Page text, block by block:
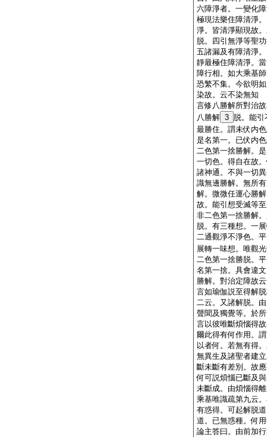
六障淨者。一變化
極現法樂住障清淨
淨。皆清淨顯現故
脱。四引無淨等聖
五諸漏及有障清淨
靜最極住障清淨。
障行相。如大乘基
恐繁不集。今欲明
染故。云不染無知
言修八勝解所對治
八勝解 3 脱。能
最勝住。謂未伏内
是名第一。已伏内
二色第一捨勝解。
一切色。得自在故
諸神通。不與一切
識無邊勝解。無所
解。微微任運心勝
故。能引想受滅等
非二色第一捨勝解
脱。有三種想。一
二通觀淨不淨色。
展轉一味想。唯觀
二色第一捨勝脱。
名第一捨。具會違
勝解。對治定障故
言如瑜伽説至得解
二云。又諸解脱。
聲聞及獨覺等。於
言以彼唯斷煩惱得
爾此得有何作用。
以者何。若無有得
無異生及諸聖者建
斷未斷有差別。故
何可説煩惱已斷及
未斷成。由煩惱得
乘基唯識疏第九云
有惑得。可起解脱
道。已無惑種。何
論主答曰。由前加